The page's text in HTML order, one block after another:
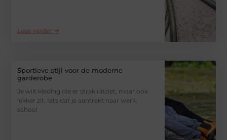
Lees verder ➜
Sportieve stijl voor de moderne
garderobe
Je wilt kleding die er strak uitziet, maar ook
lekker zit. Iets dat je aantrekt naar werk,
school